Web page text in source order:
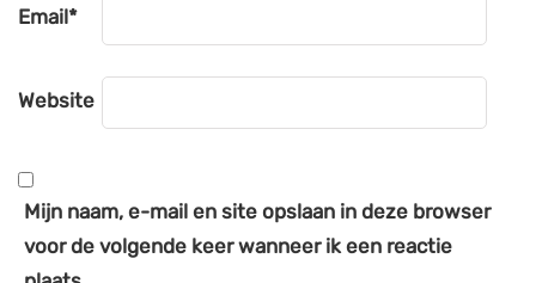
Email*
Website
Mijn naam, e-mail en site opslaan in deze browser
voor de volgende keer wanneer ik een reactie